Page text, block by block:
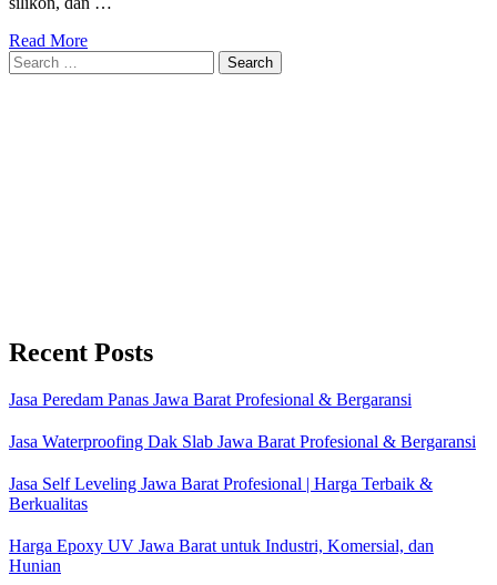
Read More
Search
for:
Recent Posts
Jasa Peredam Panas Jawa Barat Profesional & Bergaransi
Jasa Waterproofing Dak Slab Jawa Barat Profesional & Bergaransi
Jasa Self Leveling Jawa Barat Profesional | Harga Terbaik &
Berkualitas
Harga Epoxy UV Jawa Barat untuk Industri, Komersial, dan
Hunian